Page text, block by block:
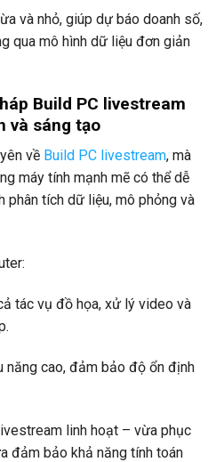
và nhỏ, giúp dự báo doanh số,
qua mô hình dữ liệu đơn giản
Build PC livestream
và sáng tạo
về Build PC livestream, mà
máy tính mạnh mẽ có thể dễ
phân tích dữ liệu, mô phỏng và
tác vụ đồ họa, xử lý video và
năng cao, đảm bảo độ ổn định
linh hoạt – vừa phục
đảm bảo khả năng tính toán